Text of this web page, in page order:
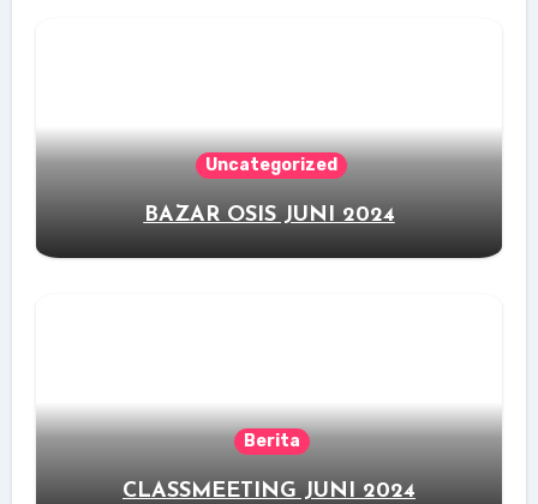
Uncategorized
BAZAR OSIS JUNI 2024
Berita
CLASSMEETING JUNI 2024